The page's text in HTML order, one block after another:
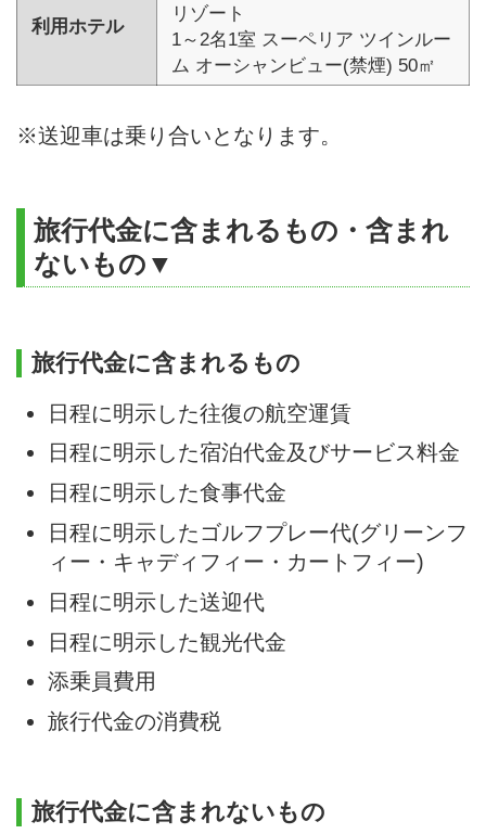
利用ホテル
リゾート
1～2名1室 スーペリア ツインルー
ム オーシャンビュー(禁煙) 50㎡
※送迎車は乗り合いとなります。
旅行代金に含まれるもの・含まれ
ないもの▼
旅行代金に含まれるもの
日程に明示した往復の航空運賃
日程に明示した宿泊代金及びサービス料金
日程に明示した食事代金
日程に明示したゴルフプレー代(グリーンフ
ィー・キャディフィー・カートフィー)
日程に明示した送迎代
日程に明示した観光代金
添乗員費用
旅行代金の消費税
旅行代金に含まれないもの